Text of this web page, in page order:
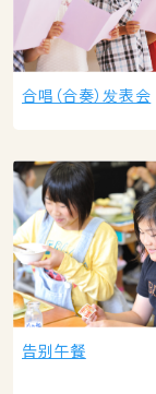
合唱（合奏）发表会
告别午餐